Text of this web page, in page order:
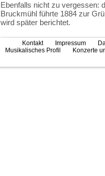
Ebenfalls nicht zu vergessen:
Bruckmühl führte 1884 zur
wird später berichtet.
Kontakt Impressum
Musikalisches Profil
Konzerte